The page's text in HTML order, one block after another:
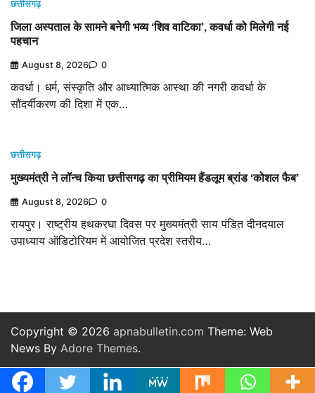
छत्तीसगढ़
जिला अस्पताल के सामने बनेगी भव्य ‘शिव वाटिका’, कवर्धा को मिलेगी नई
पहचान
August 8, 2026 0
कवर्धा। धर्म, संस्कृति और आध्यात्मिक आस्था की नगरी कवर्धा के
सौंदर्यीकरण की दिशा में एक…
छत्तीसगढ़
मुख्यमंत्री ने लॉन्च किया छत्तीसगढ़ का प्रीमियम हैंडलूम ब्रांड ‘कोशल फैब’
August 8, 2026 0
रायपुर। राष्ट्रीय हथकरघा दिवस पर मुख्यमंत्री साय पंडित दीनदयाल
उपाध्याय ऑडिटोरियम में आयोजित प्रदेश स्तरीय…
Copyright © 2026 apnabulletin.com Theme: Web
News By Adore Themes.